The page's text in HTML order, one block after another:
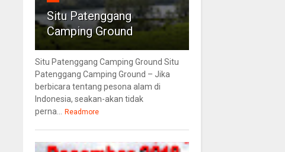
Situ Patenggang
Camping Ground
Situ Patenggang Camping Ground Situ
Patenggang Camping Ground – Jika
berbicara tentang pesona alam di
Indonesia, seakan-akan tidak
perna...
Readmore